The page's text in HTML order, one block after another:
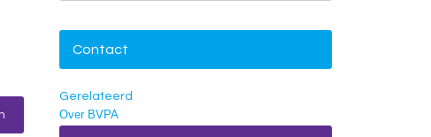
Contact
Gerelateerd
Over BVPA